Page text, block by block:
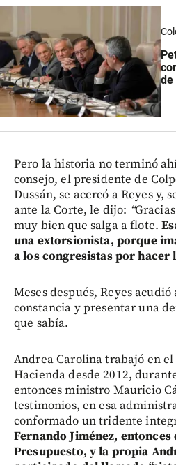
de
Pero la historia no terminó
consejo, el presidente de
Dussán, se acercó a Reyes y,
ante la Corte, le dijo: “
muy bien que salga a flote.
una extorsionista, porque
a los congresistas por hacer
Meses después, Reyes
constancia y presentar una
que sabía.
Andrea Carolina trabajó en
Hacienda desde 2012,
entonces ministro Mauricio
testimonios, en esa
conformado un tridente
Fernando Jiménez,
Presupuesto, y la propia